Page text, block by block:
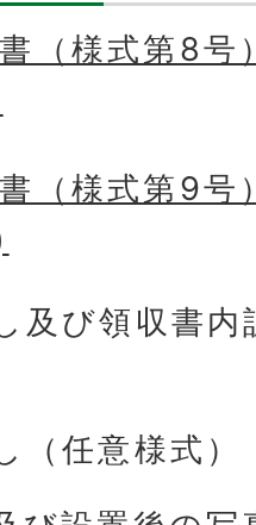
（様式第8号
（様式第9号
び領収書内
任意様式）